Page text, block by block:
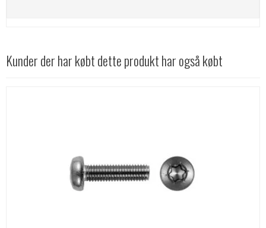
Kunder der har købt dette produkt har også købt